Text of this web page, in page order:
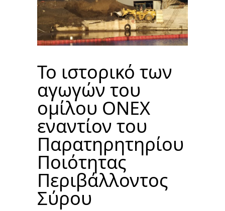
Το ιστορικό των
αγωγών του
ομίλου ONEX
εναντίον του
Παρατηρητηρίου
Ποιότητας
Περιβάλλοντος
Σύρου